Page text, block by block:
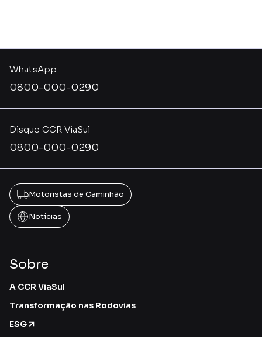
Disque CCR ViaSul
0800-000-0290
WhatsApp
0800-000-0290
Motoristas de Caminhão
Notícias
Sobre
A CCR ViaSul
Transformação nas Rodovias
ESG